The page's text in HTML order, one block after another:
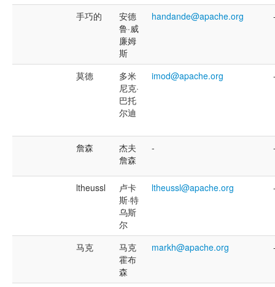
手巧的
安德
鲁·威
廉姆
斯
handande@apache.org
莫德
多米
尼克·
巴托
尔迪
imod@apache.org
詹森
杰夫
詹森
-
ltheussl
卢卡
斯·特
乌斯
尔
ltheussl@apache.org
马克
马克
霍布
森
markh@apache.org